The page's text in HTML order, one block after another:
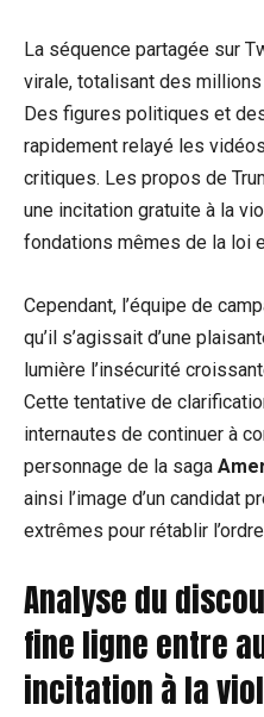
La séquence partagée sur
virale, totalisant des
Des figures politiques et
rapidement relayé les
critiques. Les propos de
une incitation gratuite à la
fondations mêmes de la loi
Cependant, l’équipe de
qu’il s’agissait d’une
lumière l’insécurité
Cette tentative de
internautes de continuer à
personnage de la saga
ainsi l’image d’un candidat
extrêmes pour rétablir
Analyse du
fine ligne entre
incitation à la